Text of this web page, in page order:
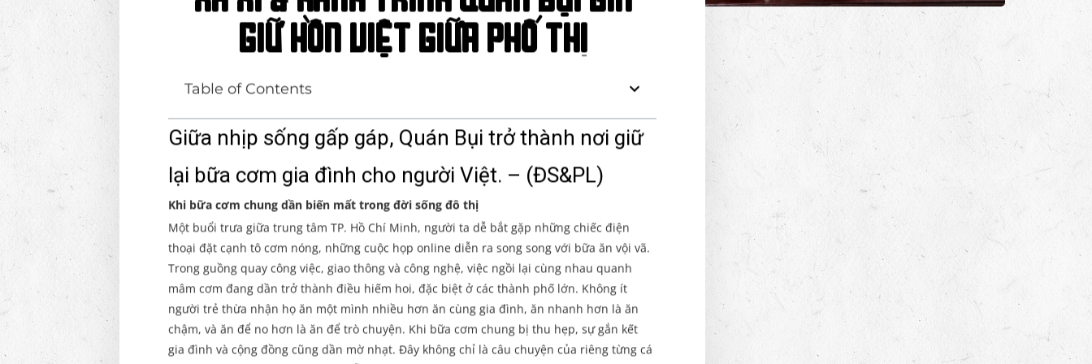
xa xỉ & hành trình Quán Bụi gìn
giữ hồn Việt giữa phố thị
Table of Contents
Giữa nhịp sống gấp gáp, Quán Bụi trở thành nơi giữ
lại bữa cơm gia đình cho người Việt. – (ĐS&PL)
Khi bữa cơm chung dần biến mất trong đời sống đô thị
Một buổi trưa giữa trung tâm TP. Hồ Chí Minh, người ta dễ bắt gặp những chiếc điện
thoại đặt cạnh tô cơm nóng, những cuộc họp online diễn ra song song với bữa ăn vội vã.
Trong guồng quay công việc, giao thông và công nghệ, việc ngồi lại cùng nhau quanh
mâm cơm đang dần trở thành điều hiếm hoi, đặc biệt ở các thành phố lớn. Không ít
người trẻ thừa nhận họ ăn một mình nhiều hơn ăn cùng gia đình, ăn nhanh hơn là ăn
chậm, và ăn để no hơn là ăn để trò chuyện. Khi bữa cơm chung bị thu hẹp, sự gắn kết
gia đình và cộng đồng cũng dần mờ nhạt. Đây không chỉ là câu chuyện của riêng từng cá